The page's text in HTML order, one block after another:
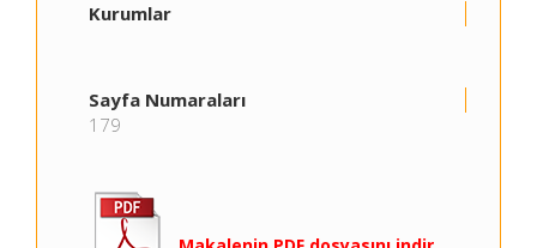
Kurumlar
Sayfa Numaraları
179